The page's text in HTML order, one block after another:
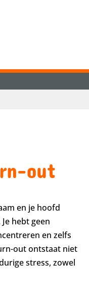
out
en je hoofd
hebt geen
en zelfs
out ontstaat niet
stress, zowel